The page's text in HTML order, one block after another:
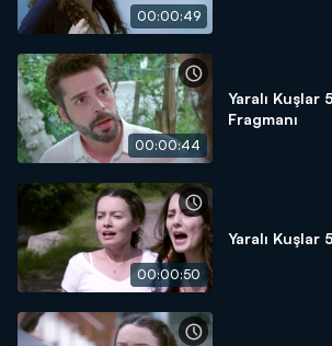
00:00:49
00:00:44
Yaralı Kuşlar
Fragmanı
00:00:50
Yaralı Kuşlar